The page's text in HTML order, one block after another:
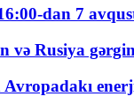
dan 7
və Rusiya